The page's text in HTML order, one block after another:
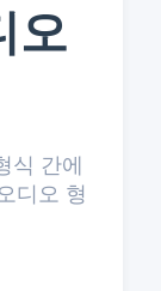
오
식 간에
디오 형